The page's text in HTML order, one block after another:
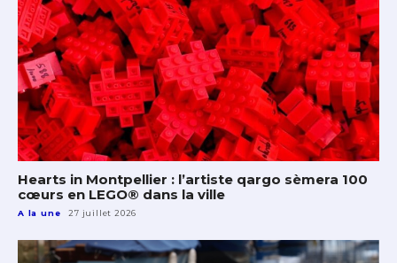
Hearts in Montpellier : l’artiste qargo sèmera 100
cœurs en LEGO® dans la ville
A la une 27 juillet 2026